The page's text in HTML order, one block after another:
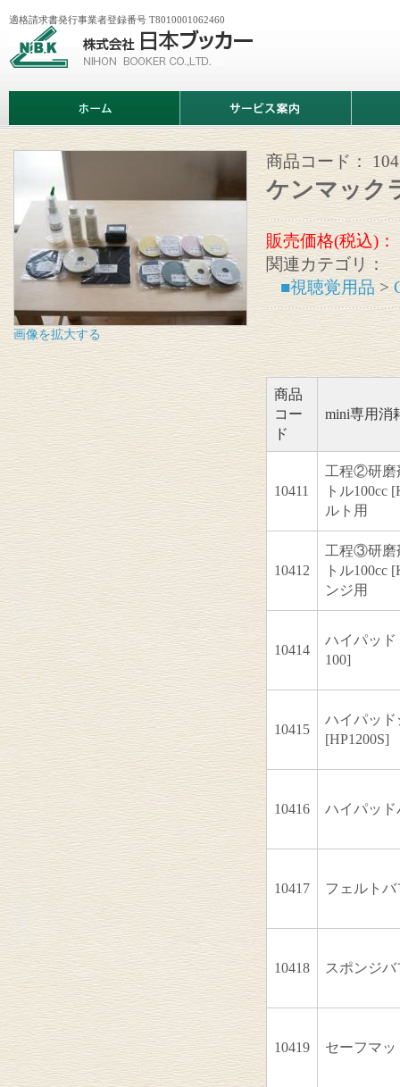
会
日
ッ
カ
適格請求書発行事業者登録番号 T8010001062460
ム
ビ
案
情
画像を拡大する
商品コード：
ケンマック
販売価格(税込)：
関連カテゴリ：
■視聴覚用品 >
商品
コー
ド
mini専用消
10411
工程②研磨
トル100cc
ルト用
10412
工程③研磨
トル100cc
ンジ用
10414
ハイパッ
100]
10415
ハイパッド
[HP1200S]
10416 ハイパッド
10417 フェルトバ
10418 スポンジバ
10419 セーフマッ